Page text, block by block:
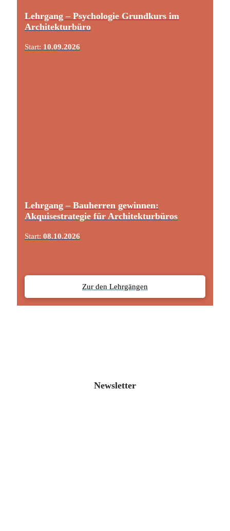
Lehrgang – Psychologie Grundkurs im
Architekturbüro
Start: 10.09.2026
Lehrgang – Bauherren gewinnen:
Akquisestrategie für Architekturbüros
Start: 08.10.2026
Zur den Lehrgängen
Newsletter